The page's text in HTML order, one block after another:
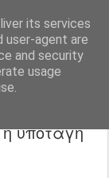
its services
user-agent are
and security
usage
Χωρίς
υποταγή